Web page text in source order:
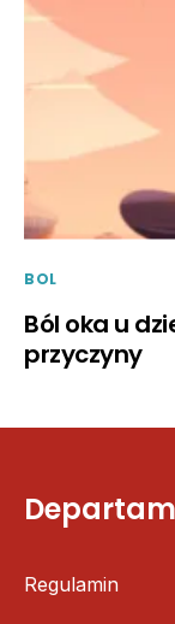
BOL
Ból oka u
przyczyny
Regulamin